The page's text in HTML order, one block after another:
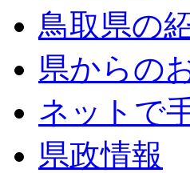
鳥取県の
県からの
ネットで
県政情報